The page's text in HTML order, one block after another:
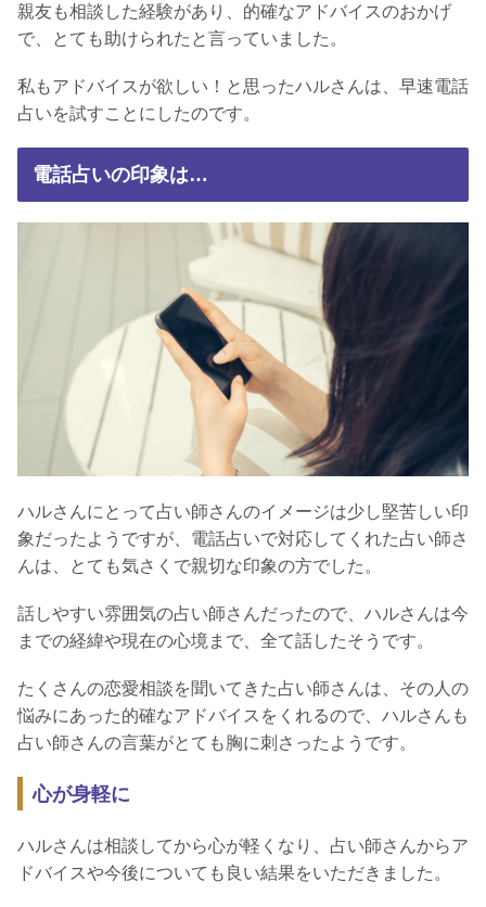
親友も相談した経験があり、的確なアドバイスのおかげ
で、とても助けられたと言っていました。
私もアドバイスが欲しい！と思ったハルさんは、早速電話
占いを試すことにしたのです。
電話占いの印象は…
ハルさんにとって占い師さんのイメージは少し堅苦しい印
象だったようですが、電話占いで対応してくれた占い師さ
んは、とても気さくで親切な印象の方でした。
話しやすい雰囲気の占い師さんだったので、ハルさんは今
までの経緯や現在の心境まで、全て話したそうです。
たくさんの恋愛相談を聞いてきた占い師さんは、その人の
悩みにあった的確なアドバイスをくれるので、ハルさんも
占い師さんの言葉がとても胸に刺さったようです。
心が身軽に
ハルさんは相談してから心が軽くなり、占い師さんからア
ドバイスや今後についても良い結果をいただきました。